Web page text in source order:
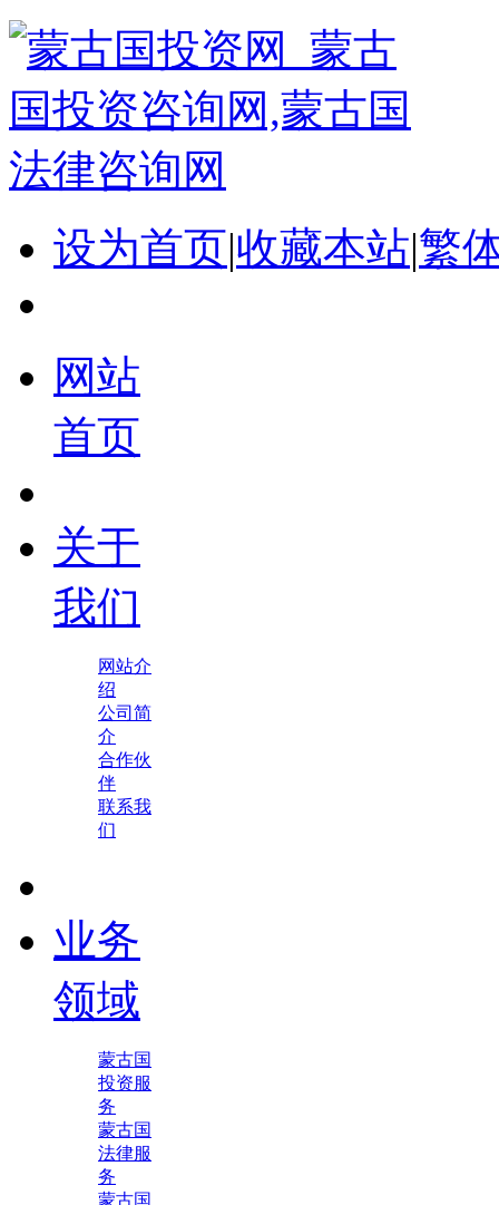
设为首页|收藏本站|繁
网站
首页
关于
我们
网站介
绍
公司简
介
合作伙
伴
联系我
们
业务
领域
蒙古国
投资服
务
蒙古国
法律服
务
蒙古国